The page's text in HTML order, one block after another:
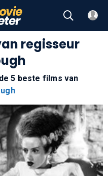
regisseur
5 beste films van